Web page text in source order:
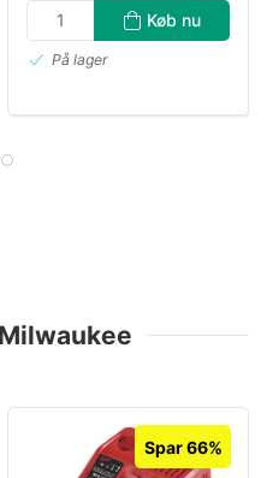
Køb nu
På lager
Spar 66%